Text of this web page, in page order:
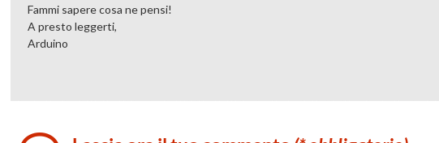
Fammi sapere cosa ne pensi!
A presto leggerti,
Arduino